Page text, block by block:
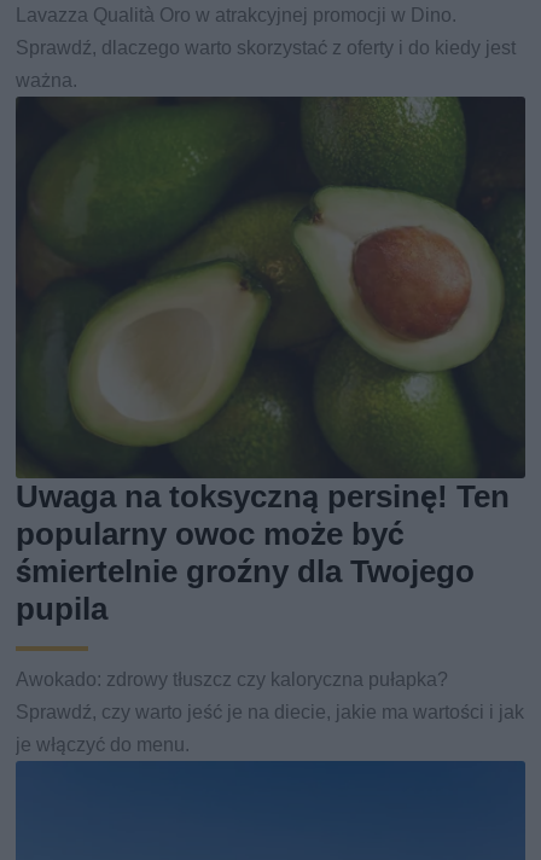
Lavazza Qualità Oro w atrakcyjnej promocji w Dino.
Sprawdź, dlaczego warto skorzystać z oferty i do kiedy jest
ważna.
Uwaga na toksyczną persinę! Ten
popularny owoc może być
śmiertelnie groźny dla Twojego
pupila
Awokado: zdrowy tłuszcz czy kaloryczna pułapka?
Sprawdź, czy warto jeść je na diecie, jakie ma wartości i jak
je włączyć do menu.